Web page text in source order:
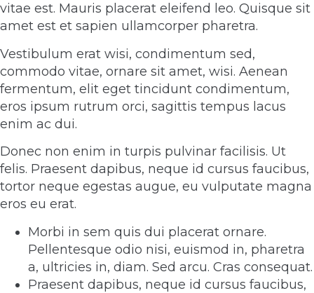
vitae est. Mauris placerat eleifend leo. Quisque sit
amet est et sapien ullamcorper pharetra.
Vestibulum erat wisi, condimentum sed,
commodo vitae, ornare sit amet, wisi. Aenean
fermentum, elit eget tincidunt condimentum,
eros ipsum rutrum orci, sagittis tempus lacus
enim ac dui.
Donec non enim in turpis pulvinar facilisis. Ut
felis. Praesent dapibus, neque id cursus faucibus,
tortor neque egestas augue, eu vulputate magna
eros eu erat.
Morbi in sem quis dui placerat ornare.
Pellentesque odio nisi, euismod in, pharetra
a, ultricies in, diam. Sed arcu. Cras consequat.
Praesent dapibus, neque id cursus faucibus,